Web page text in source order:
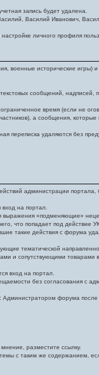
запись будет удалена.
Василий Иванович,
личного профиля
военные исторические игры)
сообщений, надписей,
время (если не
а сообщения,
переписка удаляются без
администрации портала,
на портал.
выражения «подменяющие»
что попадает под действие
такие действия с форума
тематической
и сопутствующими
вход на портал.
без согласования с
форума
разместите ссылку.
с таким же содержанием,